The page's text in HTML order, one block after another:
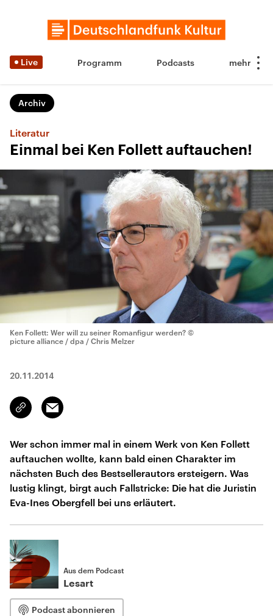
Live Programm Podcasts
Archiv
Literatur
Einmal bei Ken Follett auftauchen!
Ken Follett: Wer will zu seiner Romanfigur werden? ©
picture alliance / dpa / Chris Melzer
20.11.2014
Link
kopieren/teilen
Email
Wer schon immer mal in einem Werk von Ken Follett
auftauchen wollte, kann bald einen Charakter im
nächsten Buch des Bestsellerautors ersteigern. Was
lustig klingt, birgt auch Fallstricke: Die hat die Juristin
Eva-Ines Obergfell bei uns erläutert.
Aus dem Podcast
Lesart
Podcast abonnieren